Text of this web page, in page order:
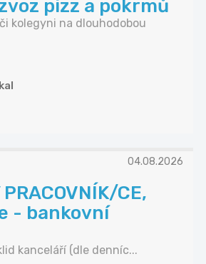
pizz a pokrmů
kolegyni na dlouhodobou
04.08.2026
PRACOVNÍK/CE,
- bankovní
kanceláří (dle denníc...